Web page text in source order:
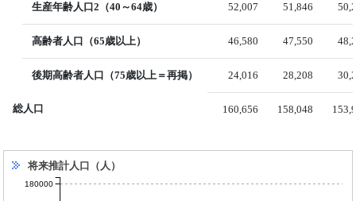
生産年齢人口2（40～64歳） 52,007 51,846
高齢者人口（65歳以上） 46,580 47,550
後期高齢者人口（75歳以上＝再掲） 24,016 28,208
総人口 160,656 158,048
将来推計人口（人）
180000